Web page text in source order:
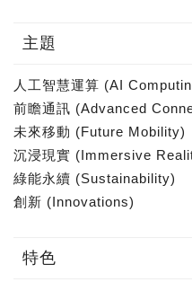
主題
人工智慧運算 (AI
前瞻通訊 (Advanced
未來移動 (Future Mobility)
沉浸現實 (Immersive
綠能永續 (Sustainability)
創新 (Innovations)
特色